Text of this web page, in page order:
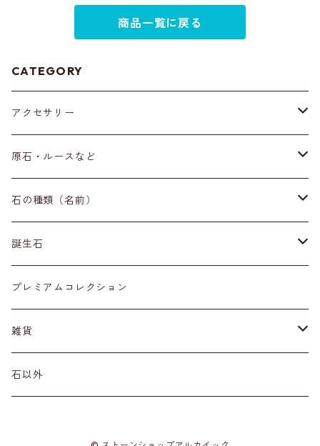
商品一覧に戻る
CATEGORY
アクセサリー
ブレスレット
イヤリング・ピアス
ネックレス・ペンダントトップ
リング
材質
プラチナ
その他アクセサリー
原石・ルースなど
原石
丸玉
標本
磨き石
ルース
石の種類（名前）
ア行
アイオライト
アクアマリン
カ行
カーネリアン
カイヤナイト
サ行
サファイア
タ行
誕生石
１月
２月
３月
プレミアムコレクション
雑貨
天然石雑貨
石以外